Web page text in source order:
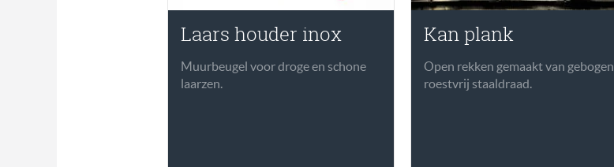
Laars houder inox
Muurbeugel voor droge en schone
laarzen.
Kan plank
Open rekken gemaakt van gebogen
roestvrij staaldraad.